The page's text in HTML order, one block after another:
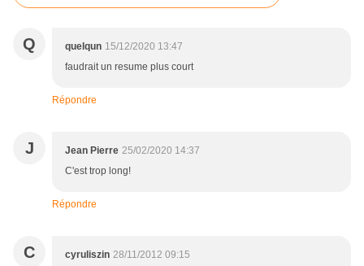
Q quelqun 15/12/2020 13:47
faudrait un resume plus court
Répondre
J Jean Pierre 25/02/2020 14:37
C'est trop long!
Répondre
C cyruliszin 28/11/2012 09:15